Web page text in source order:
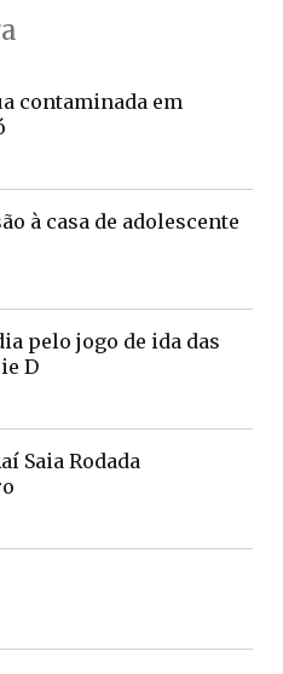
contaminada em
à casa de adolescente
pelo jogo de ida das
D
Saia Rodada